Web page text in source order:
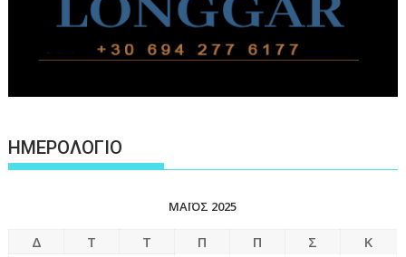
ΗΜΕΡΟΛΟΓΙΟ
ΜΆΙΟΣ 2025
Δ Τ Τ Π Π Σ
Κ